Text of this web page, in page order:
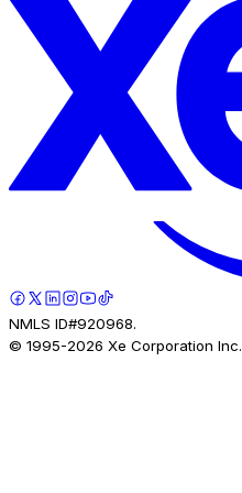
NMLS ID#920968.
© 1995-2026 Xe Corporation Inc.